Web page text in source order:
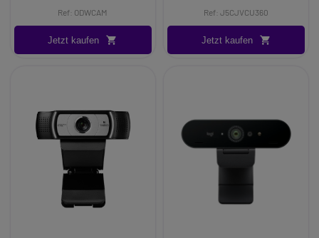
Hochauflösende Webcam HD
Videoanrufe (1932x1088px).
Webcam USB HD Desktop.
Ref: ODWCAM
Jetzt kaufen
Ref: J5CJVCU360
Jetzt kaufen